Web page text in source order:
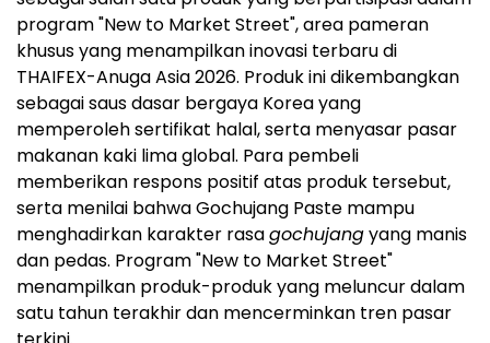
Produk Gochujang Paste dari Mamasuka terpilih
sebagai salah satu produk yang berpartisipasi dalam
program "New to Market Street", area pameran
khusus yang menampilkan inovasi terbaru di
THAIFEX-Anuga Asia 2026. Produk ini dikembangkan
sebagai saus dasar bergaya Korea yang
memperoleh sertifikat halal, serta menyasar pasar
makanan kaki lima global. Para pembeli
memberikan respons positif atas produk tersebut,
serta menilai bahwa Gochujang Paste mampu
menghadirkan karakter rasagochujangyang manis
dan pedas. Program "New to Market Street"
menampilkan produk-produk yang meluncur dalam